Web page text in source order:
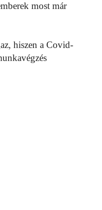
most már
hiszen a Covid-